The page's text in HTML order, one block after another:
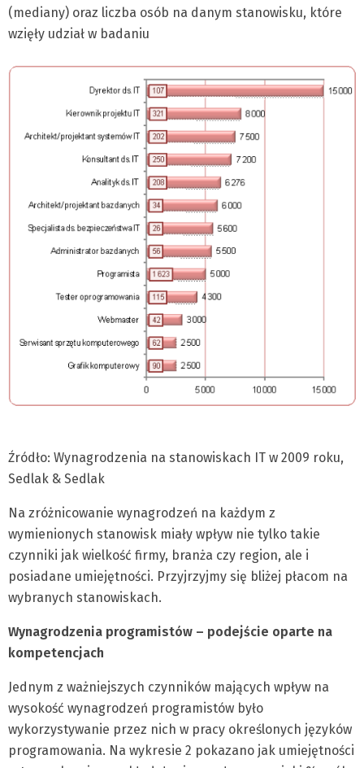
(mediany) oraz liczba osób na danym stanowisku, które
wzięły udział w badaniu
Źródło: Wynagrodzenia na stanowiskach IT w 2009 roku,
Sedlak & Sedlak
Na zróżnicowanie wynagrodzeń na każdym z
wymienionych stanowisk miały wpływ nie tylko takie
czynniki jak wielkość firmy, branża czy region, ale i
posiadane umiejętności. Przyjrzyjmy się bliżej płacom na
wybranych stanowiskach.
Wynagrodzenia programistów – podejście oparte na
kompetencjach
Jednym z ważniejszych czynników mających wpływ na
wysokość wynagrodzeń programistów było
wykorzystywanie przez nich w pracy określonych języków
programowania. Na wykresie 2 pokazano jak umiejętności